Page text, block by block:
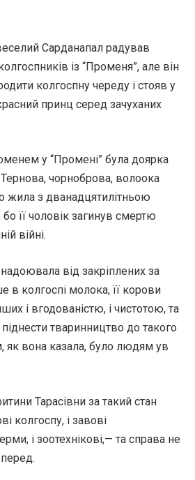
Сарданапал радував
із “Променя”, але він
колгоспну череду і стояв у
принц серед зачуханих
у “Промені” була доярка
чорноброва, волоока
жила з дванадцятилітньою
її чоловік загинув смертю
війні.
від закріплених за
в колгоспі молока, її корови
і вгодованістю, і чистотою, та
тваринництво до такого
як вона казала, було людям ув
Тарасівни за такий стан
колгоспу, і завові
і зоотехнікові,— та справа не